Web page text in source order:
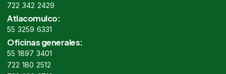
722 342 2429
Atlacomulco:
55 3259 6331
Oficinas generales:
55 1897 3401
722 180 2512